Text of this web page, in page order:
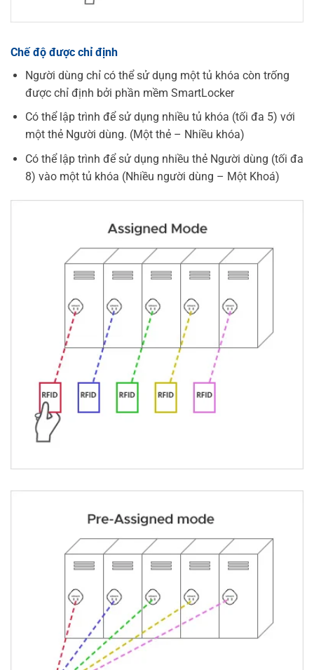
Chế độ được chỉ định
Người dùng chỉ có thể sử dụng một tủ khóa còn trống
được chỉ định bởi phần mềm SmartLocker
Có thể lập trình để sử dụng nhiều tủ khóa (tối đa 5) với
một thẻ Người dùng. (Một thẻ – Nhiều khóa)
Có thể lập trình để sử dụng nhiều thẻ Người dùng (tối đa
8) vào một tủ khóa (Nhiều người dùng – Một Khoá)